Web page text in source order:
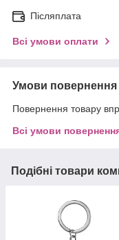
Післяплата
Всі умови оплати
Умови повернення
Повернення товару
Всі умови
Подібні товари